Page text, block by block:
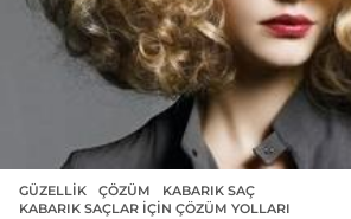
GÜZELLIK ÇÖZÜM ,KABARIK SAÇ
KABARIK SAÇLAR IÇIN ÇÖZÜM YOLLARI